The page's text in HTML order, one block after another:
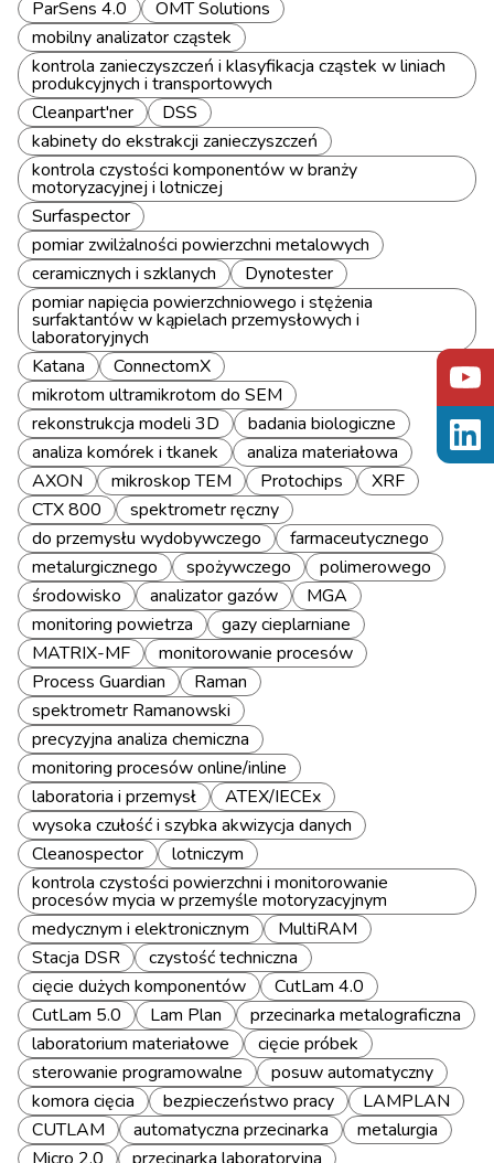
ParSens 4.0
OMT Solutions
mobilny analizator cząstek
kontrola zanieczyszczeń i klasyfikacja cząstek w liniach
produkcyjnych i transportowych
Cleanpart'ner
DSS
kabinety do ekstrakcji zanieczyszczeń
kontrola czystości komponentów w branży
motoryzacyjnej i lotniczej
Surfaspector
pomiar zwilżalności powierzchni metalowych
ceramicznych i szklanych
Dynotester
pomiar napięcia powierzchniowego i stężenia
surfaktantów w kąpielach przemysłowych i
laboratoryjnych
Katana
ConnectomX
mikrotom ultramikrotom do SEM
rekonstrukcja modeli 3D
badania biologiczne
analiza komórek i tkanek
analiza materiałowa
AXON
mikroskop TEM Protochips
XRF
CTX 800
spektrometr ręczny
do przemysłu wydobywczego
farmaceutycznego
metalurgicznego
spożywczego
polimerowego
środowisko
analizator gazów
MGA
monitoring powietrza
gazy cieplarniane
MATRIX-MF
monitorowanie procesów
Process Guardian
Raman
spektrometr Ramanowski
precyzyjna analiza chemiczna
monitoring procesów online/inline
laboratoria i przemysł
ATEX/IECEx
wysoka czułość i szybka akwizycja danych
Cleanospector
lotniczym
kontrola czystości powierzchni i monitorowanie
procesów mycia w przemyśle motoryzacyjnym
medycznym i elektronicznym
MultiRAM
Stacja DSR
czystość techniczna
cięcie dużych komponentów
CutLam 4.0
CutLam 5.0
Lam Plan
przecinarka metalograficzna
laboratorium materiałowe
cięcie próbek
sterowanie programowalne
posuw automatyczny
komora cięcia
bezpieczeństwo pracy
LAMPLAN
CUTLAM
automatyczna przecinarka
metalurgia